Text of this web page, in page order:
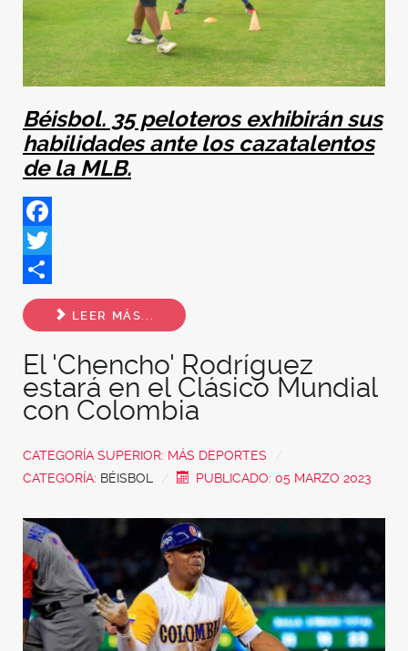
Béisbol. 35 peloteros exhibirán sus
habilidades ante los cazatalentos
de la MLB.
Facebook
Twitter
Share
LEER MÁS...
El 'Chencho' Rodríguez
estará en el Clásico Mundial
con Colombia
CATEGORÍA SUPERIOR: MÁS DEPORTES
CATEGORÍA: BÉISBOL PUBLICADO: 05 MARZO 2023